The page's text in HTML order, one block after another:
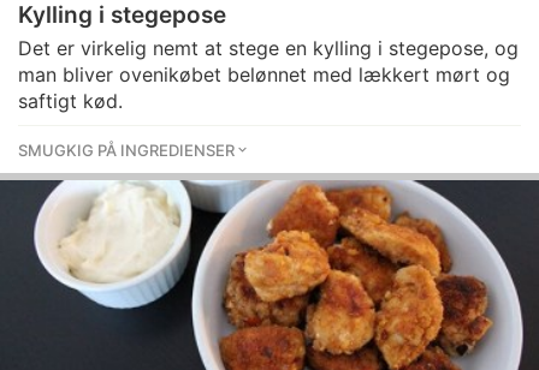
Kylling i stegepose
Det er virkelig nemt at stege en kylling i stegepose, og
man bliver ovenikøbet belønnet med lækkert mørt og
saftigt kød.
SMUGKIG PÅ INGREDIENSER